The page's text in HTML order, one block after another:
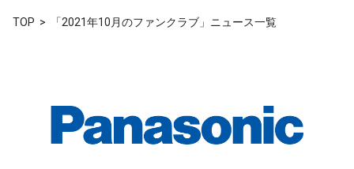
TOP 「2021年10月のファンクラブ」ニュース一覧